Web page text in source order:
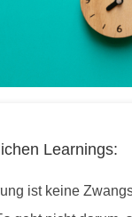
Learnings:
ist keine